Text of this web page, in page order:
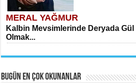
MERAL YAĞMUR
Kalbin Mevsimlerinde Deryada Gül
Olmak...
BUGÜN EN ÇOK OKUNANLAR